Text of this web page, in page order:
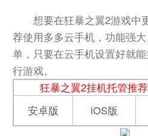
想要在狂暴之翼2游戏中
荐使用多多云手机，功能强
单，只要在云手机设置好就
行游戏。
狂暴之翼2挂机托管推
安卓版
iOS版